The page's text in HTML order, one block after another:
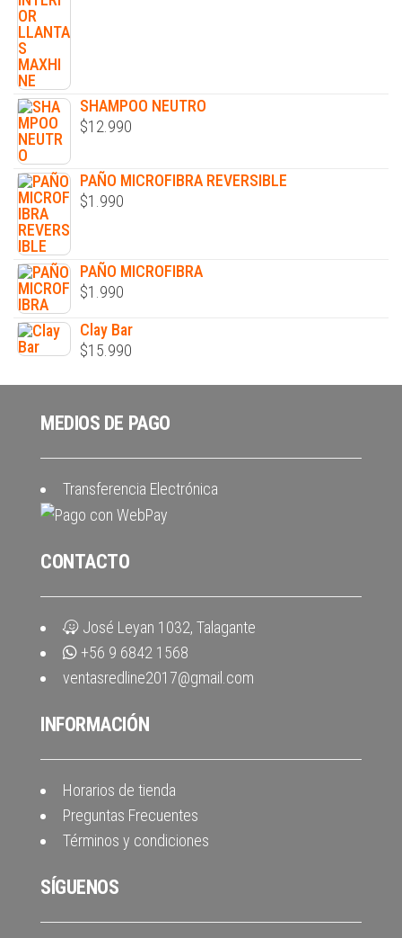
SHAMPOO NEUTRO
$12.990
PAÑO MICROFIBRA REVERSIBLE
$1.990
PAÑO MICROFIBRA
$1.990
Clay Bar
$15.990
MEDIOS DE PAGO
Transferencia Electrónica
CONTACTO
José Leyan 1032, Talagante
+56 9 6842 1568
ventasredline2017@gmail.com
INFORMACIÓN
Horarios de tienda
Preguntas Frecuentes
Términos y condiciones
SÍGUENOS